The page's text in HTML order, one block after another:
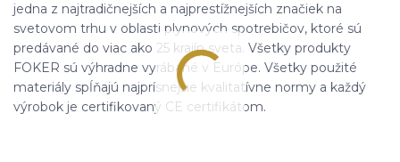
jedna z najtradičnejších a najprestížnejších značiek na
svetovom trhu v oblasti plynových spotrebičov, ktoré sú
predávané do viac ako 25 krajín sveta. Všetky produkty
FOKER sú výhradne vyrábané v Európe. Všetky použité
materiály spĺňajú najprísnejšie kvalitatívne normy a každý
výrobok je certifikovaný CE certifikátom.